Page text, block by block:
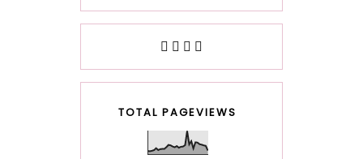
TOTAL PAGEVIEWS